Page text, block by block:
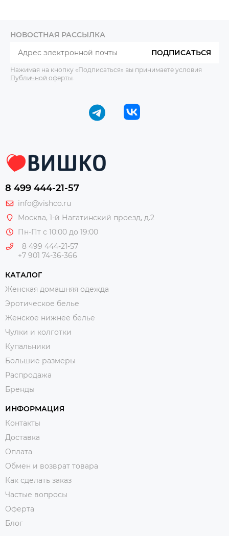
НОВОСТНАЯ РАССЫЛКА
ПОДПИСАТЬСЯ
Нажимая на кнопку «Подписаться» вы принимаете условия
Публичной оферты
8 499 444-21-57
info@vishco.ru
Москва, 1-й Нагатинский проезд, д.2
Пн-Пт с 10:00 до 19:00
8 499 444-21-57
+7 901 74-36-366
КАТАЛОГ
Женская домашняя одежда
Эротическое белье
Женское нижнее белье
Чулки и колготки
Купальники
Большие размеры
Распродажа
Бренды
ИНФОРМАЦИЯ
Контакты
Доставка
Оплата
Обмен и возврат товара
Как сделать заказ
Частые вопросы
Оферта
Блог